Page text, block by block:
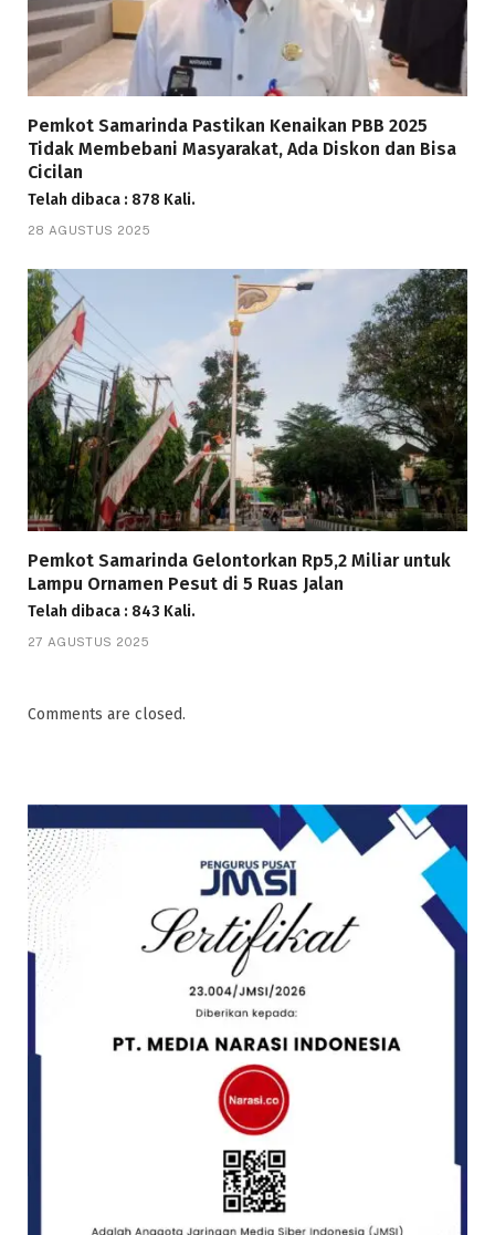
Pemkot Samarinda Pastikan Kenaikan PBB 2025
Tidak Membebani Masyarakat, Ada Diskon dan Bisa
Cicilan
Telah dibaca : 878 Kali.
28 AGUSTUS 2025
Pemkot Samarinda Gelontorkan Rp5,2 Miliar untuk
Lampu Ornamen Pesut di 5 Ruas Jalan
Telah dibaca : 843 Kali.
27 AGUSTUS 2025
Comments are closed.